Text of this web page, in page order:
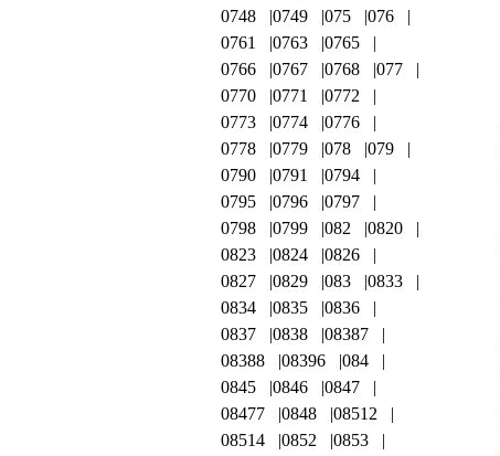
0748
0749 075
076
0761
0763
0765
0766
0767 0768
077
0770
0771
0772
0773
0774
0776
0778
0779 078
079
0790
0791
0794
0795
0796
0797
0798
0799 082
0820
0823
0824
0826
0827
0829 083
0833
0834
0835
0836
0837
0838
08387
08388
08396
084
0845
0846
0847
08477
0848
08512
08514
0852
0853